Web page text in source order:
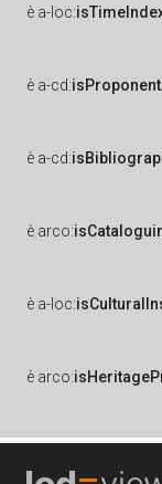
è a-loc:
è a-cd:
è a-cd:
è arco:
è a-loc:
è arco: